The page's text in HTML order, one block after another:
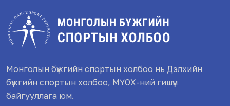
Монголын бүжгийн спортын холбоо нь Дэлхийн
бүжгийн спортын холбоо, МҮОХ-ний гишүүн
байгууллага юм.